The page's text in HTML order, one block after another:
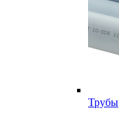
Трубы